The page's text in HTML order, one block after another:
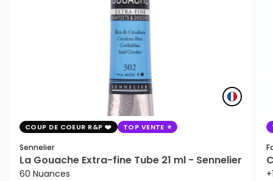
COUP DE COEUR R&P TOP VENTE
Sennelier
La Gouache Extra-fine Tube 21 ml - Sennelier
60 Nuances